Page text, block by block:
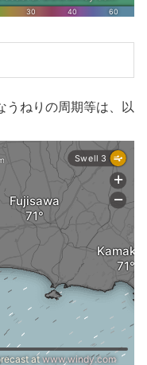
うねりの周期等は、以